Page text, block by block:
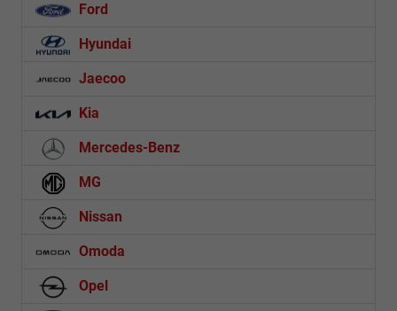
Ford
Hyundai
Jaecoo
Kia
Mercedes-Benz
MG
Nissan
Omoda
Opel